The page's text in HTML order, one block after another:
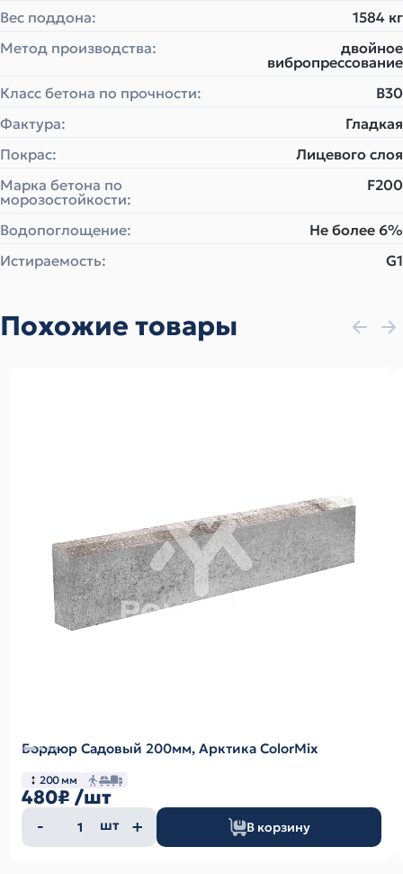
Вес поддона:
1584 кг
Метод производства:
двойное
вибропрессование
Класс бетона по прочности:
B30
Фактура:
Гладкая
Покрас:
Лицевого слоя
Марка бетона по
морозостойкости:
F200
Водопоглощение:
Не более 6%
Истираемость:
G1
Похожие товары
Бордюр Садовый 200мм, Арктика ColorMix
200 мм
480₽ /шт
Количество
шт В корзину